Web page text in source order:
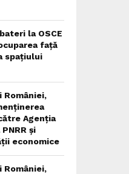
la OSCE
față
spațiului
României,
Agenția
și
economice
României,